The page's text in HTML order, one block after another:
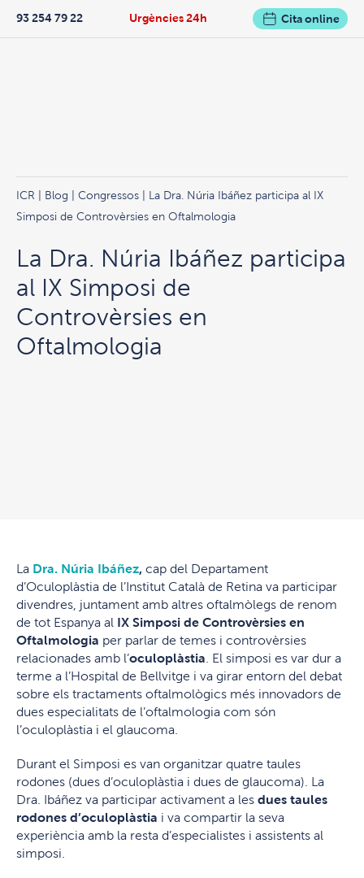
Urgències 24h
93 254 79 22 Cita online
ICR Blog Congressos | La Dra. Núria Ibáñez participa al IX
Simposi de Controvèrsies en Oftalmologia
La Dra. Núria Ibáñez participa
al IX Simposi de
Controvèrsies en
Oftalmologia
La Dra. Núria Ibáñez, cap del Departament
d’Oculoplàstia de l’Institut Català de Retina va participar
divendres, juntament amb altres oftalmòlegs de renom
de tot Espanya al IX Simposi de Controvèrsies en
Oftalmologia per parlar de temes i controvèrsies
relacionades amb l’oculoplàstia . El simposi es var dur a
terme a l’Hospital de Bellvitge i va girar entorn del debat
sobre els tractaments oftalmològics més innovadors de
dues especialitats de l’oftalmologia com són
l’oculoplàstia i el glaucoma.
Durant el Simposi es van organitzar quatre taules
rodones (dues d’oculoplàstia i dues de glaucoma). La
Dra. Ibáñez va participar activament a les dues taules
rodones d’oculoplàstia i va compartir la seva
experiència amb la resta d’especialistes i assistents al
simposi.